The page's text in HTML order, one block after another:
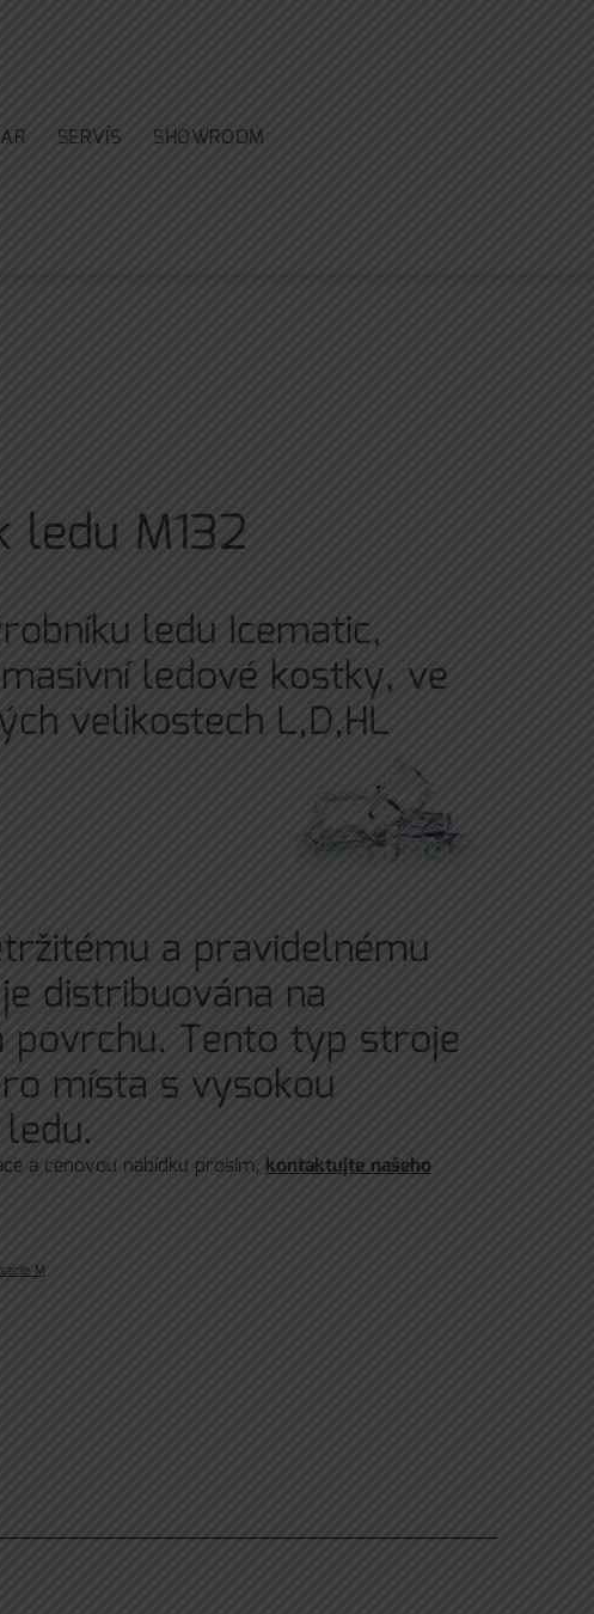
SERVÍS
SHOWROOM
ledu M132
ledu Icematic,
masivní ledové kostky, ve
velikostech L,D,HL
a pravidelnému
distribuována na
povrchu. Tento typ stroje
místa s vysokou
a cenovou nabídku prosím, kontaktujte našeho
M